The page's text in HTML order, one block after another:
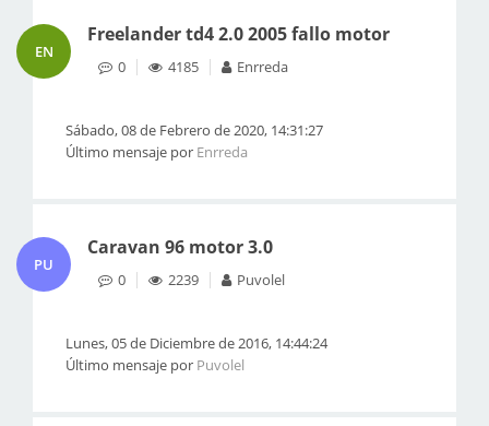
EN
Freelander td4 2.0 2005 fallo motor
0 4185 Enrreda
Sábado, 08 de Febrero de 2020, 14:31:27
Último mensaje por Enrreda
PU
Caravan 96 motor 3.0
0 2239 Puvolel
Lunes, 05 de Diciembre de 2016, 14:44:24
Último mensaje por Puvolel